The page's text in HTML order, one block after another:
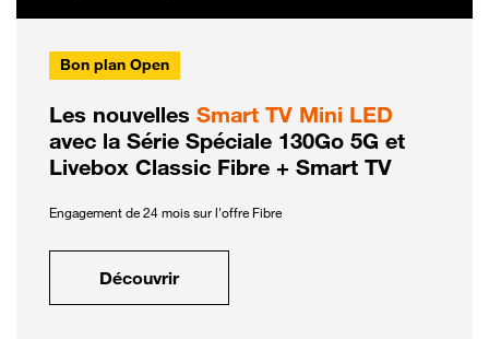
Bon plan Open
Les nouvelles Smart TV Mini LED
avec la Série Spéciale 130Go 5G et
Livebox Classic Fibre + Smart TV
Engagement de 24 mois sur l'offre Fibre
Découvrir